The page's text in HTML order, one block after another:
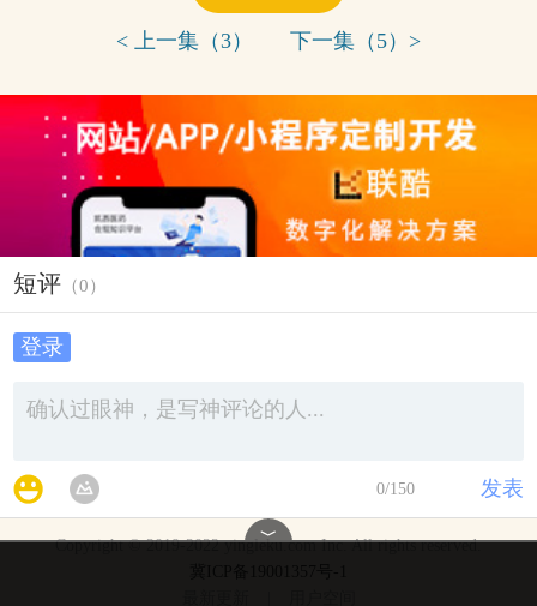
﹀
< 上一集（3） 下一集（5）>
短评 （0）
登录
发表
0/150
Copyright © 2019-2022 yingleku.com Inc. All rights reserved.